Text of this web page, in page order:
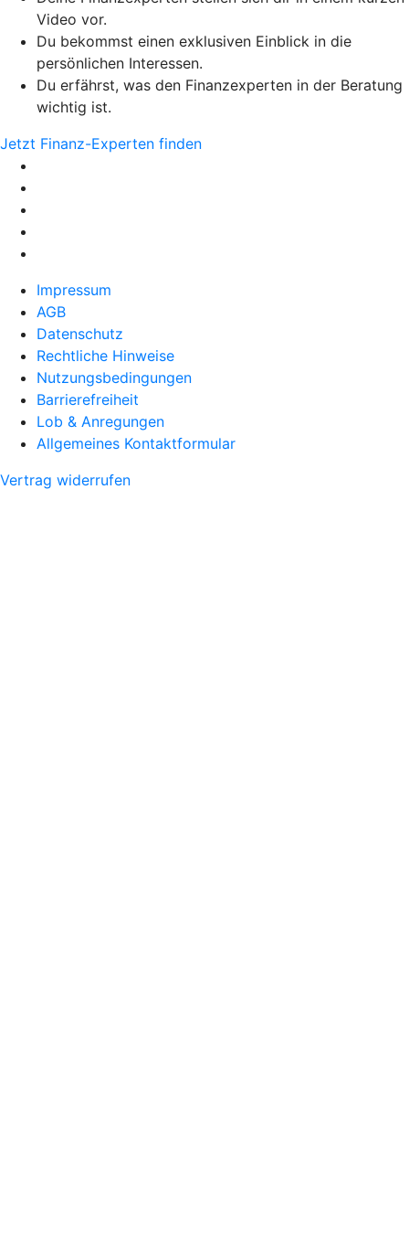
Video vor.
Du bekommst einen exklusiven Einblick in die
persönlichen Interessen.
Du erfährst, was den Finanzexperten in der Beratung
wichtig ist.
Jetzt Finanz-Experten finden
Impressum
AGB
Datenschutz
Rechtliche Hinweise
Nutzungsbedingungen
Barrierefreiheit
Lob & Anregungen
Allgemeines Kontaktformular
Vertrag widerrufen